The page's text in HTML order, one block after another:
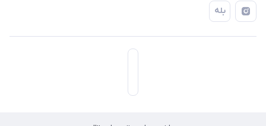
فروشگاه آبتین
حساب کاربری
بله